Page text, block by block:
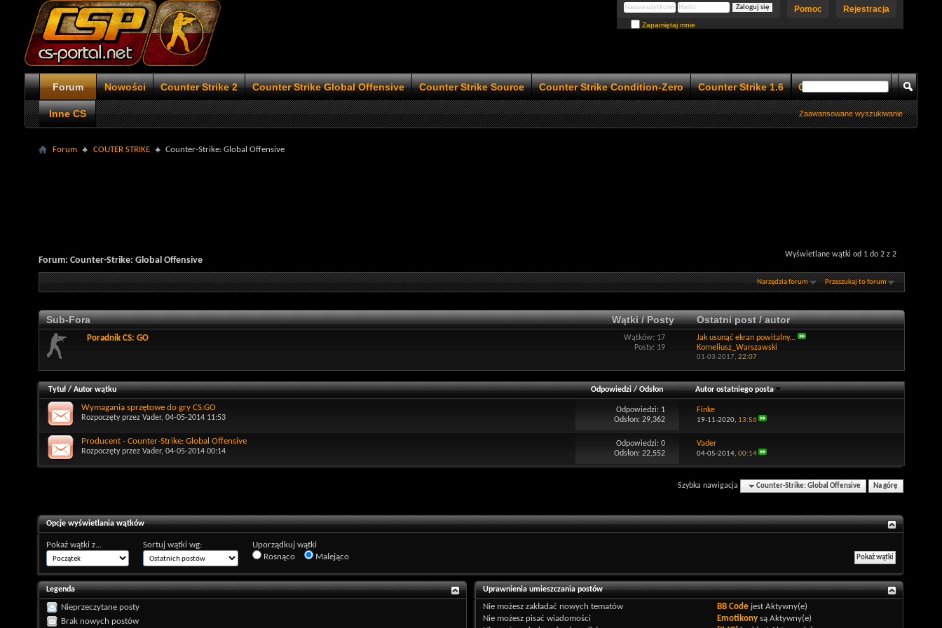
Rejestracja
Pomoc
Zapamiętaj mnie
Forum Nowości Counter Strike 2 Counter Strike Global Offensive Counter Strike Source Counter Strike Condition-Zero Counter Strike 1.6 Counter Strike 1.5
Inne CS Zaawansowane wyszukiwanie
Forum COUTER STRIKE Counter-Strike: Global Offensive
Wyświetlane wątki od 1 do 2 z 2
Forum: Counter-Strike: Global Offensive
Narzędzia forum Przeszukaj to forum
Sub-Fora Wątki / Posty Ostatni post / autor
Poradnik CS: GO
Wątków: 17
Posty: 19
Jak usunąć ekran powitalny...
Korneliusz_Warszawski
01-03-2017, 22:07
Tytuł/Autor wątku Odpowiedzi/Odsłon Autor ostatniego posta
Wymagania sprzętowe do gry CS:GO
Rozpoczęty przez Vader, 04-05-2014 11:53
Odpowiedzi: 1
Odsłon: 29,362
Finke
19-11-2020, 13:56
Producent - Counter-Strike: Global Offensive
Rozpoczęty przez Vader, 04-05-2014 00:14
Odpowiedzi:0
Odsłon: 22,552
Vader
04-05-2014, 00:14
Szybka nawigacja Counter-Strike: Global Offensive Na górę
Opcje wyświetlania wątków
Pokaż wątki z... Sortuj wątki wg:
Uporządkuj wątki
Rosnąco
Malejąco
Legenda
Nieprzeczytane posty
Brak nowych postów
Uprawnienia umieszczania postów
Nie możesz zakładać nowych tematów
Nie możesz pisać wiadomości
BB Code jestAktywny(e)
Emotikony sąAktywny(e)